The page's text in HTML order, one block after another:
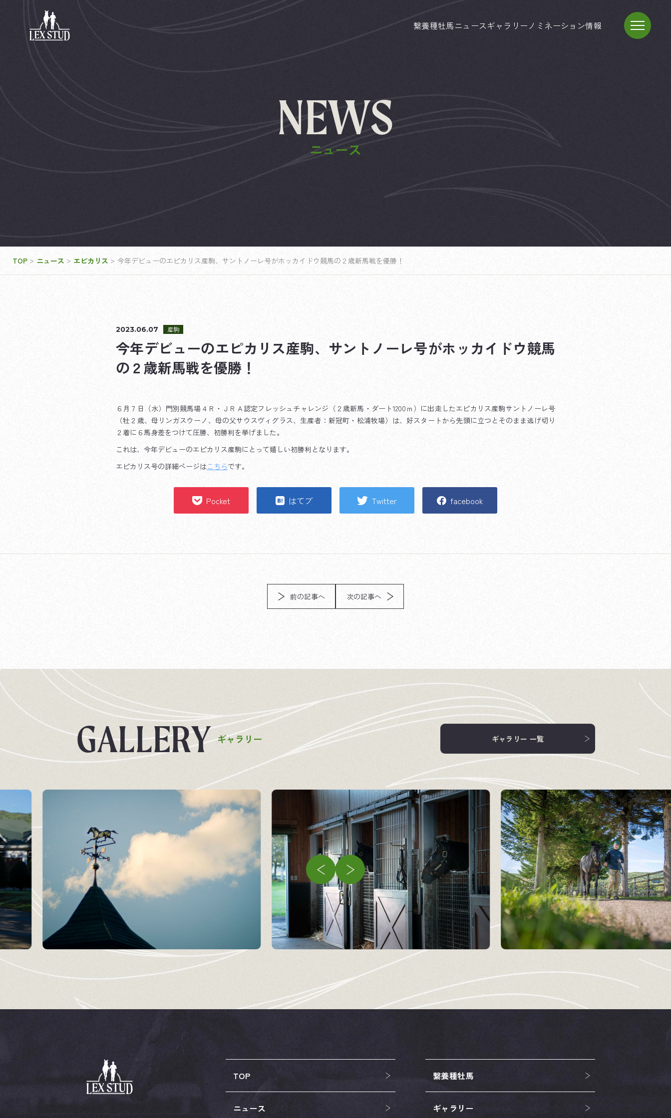
繋養種牡馬ニュースギャラリーノミネーション情報
NEWS
ニュース
TOP > ニュース > エピカリス > 今年デビューのエピカリス産駒、サントノーレ号がホッカイドウ競馬の２歳新馬戦を優勝！
2023.06.07 産駒
今年デビューのエピカリス産駒、サントノーレ号がホッカイドウ競馬
の２歳新馬戦を優勝！
６月７日（水）門別競馬場４Ｒ・ＪＲＡ認定フレッシュチャレンジ（２歳新馬・ダート1200ｍ）に出走したエピカリス産駒サントノーレ号
（牡２歳、母リンガスウーノ、母の父サウスヴィグラス、生産者：新冠町・松浦牧場）は、好スタートから先頭に立つとそのまま逃げ切り
２着に６馬身差をつけて圧勝、初勝利を挙げました。
これは、今年デビューのエピカリス産駒にとって嬉しい初勝利となります。
エピカリス号の詳細ページはこちらです。
Pocket はてブ Twitter facebook
前の記事へ 次の記事へ
GALLERY ギャラ リ ー ギャラリー 一覧
TOP 繋養種牡馬
ニュース ギャラリー